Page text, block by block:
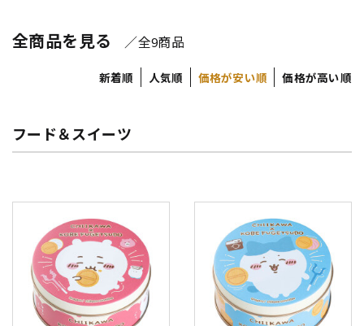
全商品を見る ／全9商品
新着順 人気順 価格が安い順 価格が高い順
フード＆スイーツ